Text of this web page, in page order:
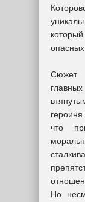
Сюжет
что
Но